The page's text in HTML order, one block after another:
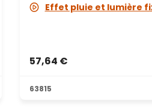
Effet pluie et lumière
57,64 €
63815